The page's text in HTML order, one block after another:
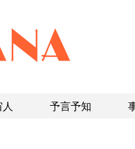
予言予知